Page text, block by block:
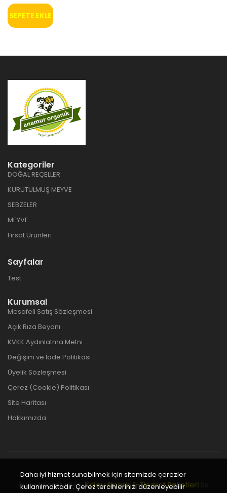
SEPETE EKLE
Kategoriler
DOĞAL REÇELLER
KURUTULMUŞ MEYVE
SEBZELER
MEYVE
Fırsat Ürünleri
Sayfalar
Test
Kurumsal
Mesafeli Satış Sözleşmesi
Açık Rıza Beyanı
KVKK Aydınlatma Metni
Değişim ve İade Politikası
Üyelik Sözleşmesi
Çerez (Cookie) Politikası
Site Haritası
Hakkımızda
Bu e-ticaret sitesiKolay Sipariş E-Ticaret Paketleri
Daha iyi hizmet sunabilmek için sitemizde çerezler
kullanılmaktadır. Çerez tercihlerinizi düzenleyebilir